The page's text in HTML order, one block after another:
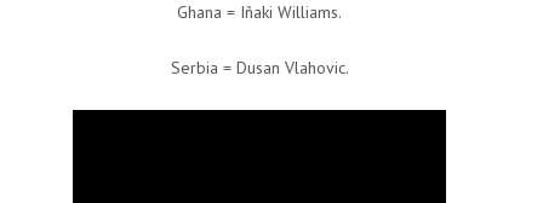
Ghana = Iñaki Williams.
Serbia = Dusan Vlahovic.